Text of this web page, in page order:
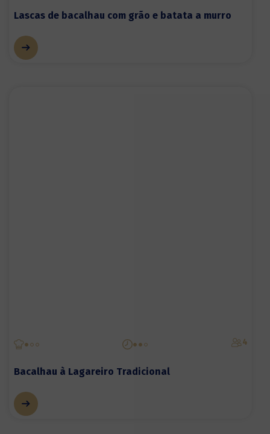
Lascas de bacalhau com grão e batata a murro
4
Bacalhau à Lagareiro Tradicional